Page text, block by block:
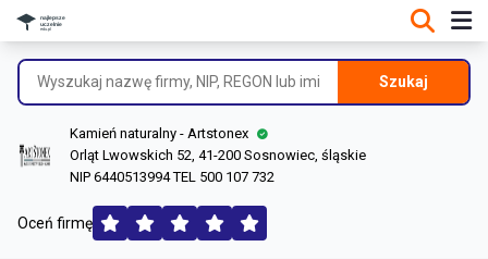
Szukaj
Kamień naturalny - Artstonex
Orląt Lwowskich 52, 41-200 Sosnowiec, śląskie
NIP 6440513994 TEL 500 107 732
Oceń firmę
Informacje o firmie
Dane rejestrowe
Lokalizacje
Opinie (170)